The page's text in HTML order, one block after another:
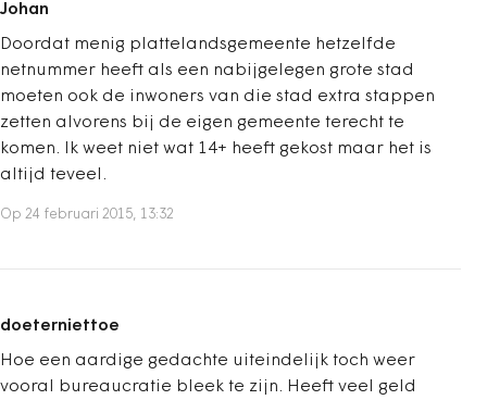
Johan
Doordat menig plattelandsgemeente hetzelfde
netnummer heeft als een nabijgelegen grote stad
moeten ook de inwoners van die stad extra stappen
zetten alvorens bij de eigen gemeente terecht te
komen. Ik weet niet wat 14+ heeft gekost maar het is
altijd teveel.
Op 24 februari 2015, 13:32
doeterniettoe
Hoe een aardige gedachte uiteindelijk toch weer
vooral bureaucratie bleek te zijn. Heeft veel geld